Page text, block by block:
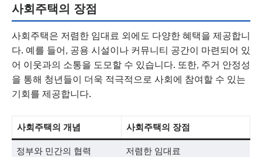
사회주택의 장점
사회주택은 저렴한 임대료 외에도 다양한 혜택을 제공합니
다. 예를 들어, 공용 시설이나 커뮤니티 공간이 마련되어 있
어 이웃과의 소통을 도모할 수 있습니다. 또한, 주거 안정성
을 통해 청년들이 더욱 적극적으로 사회에 참여할 수 있는
기회를 제공합니다.
사회주택의 개념 사회주택의 장점
정부와 민간의 협력 저렴한 임대료